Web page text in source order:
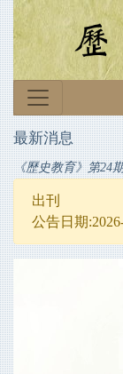
最新消息
《歷史教育》第24
出刊
公告日期